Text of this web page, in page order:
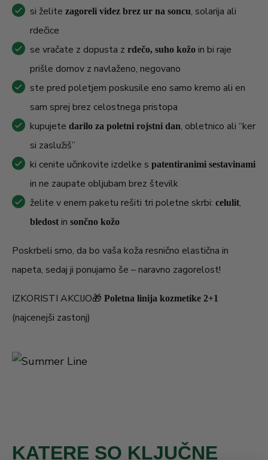
si želite zagoreli videz brez ur na soncu, solarija ali
rdečice
se vračate z dopusta z rdečo, suho kožo in bi raje
prišle domov z navlaženo, negovano
ste pred poletjem poskusile eno samo kremo ali en
sam sprej brez celostnega pristopa
kupujete darilo za poletni rojstni dan, obletnico ali “ker
si zaslužiš”
ki cenite učinkovite izdelke s patentiranimi sestavinami
in ne zaupate obljubam brez številk
želite v enem paketu rešiti tri poletne skrbi: celulit,
bledost in sončno kožo
Poskrbeli smo, da bo vaša koža resnično elastična in
napeta, sedaj ji ponujamo še – naravno zagorelost!
IZKORISTI AKCIJO🎁 Poletna linija kozmetike 2+1
(najcenejši zastonj)
KATERE SO KLJUČNE